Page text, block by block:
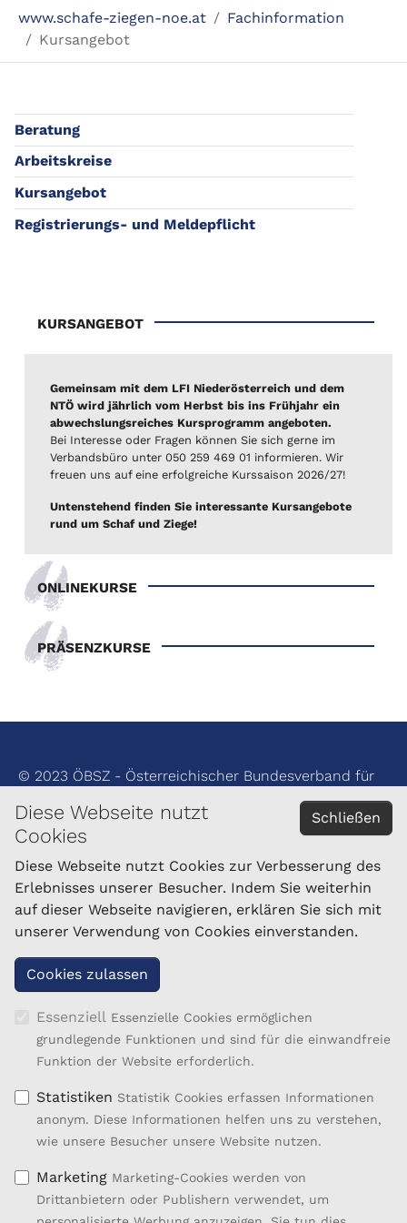
Schließen
Diese Webseite nutzt
Cookies
Diese Webseite nutzt Cookies zur Verbesserung des
Erlebnisses unserer Besucher. Indem Sie weiterhin
auf dieser Webseite navigieren, erklären Sie sich mit
unserer Verwendung von Cookies einverstanden.
Essenziell Essenzielle Cookies ermöglichen
grundlegende Funktionen und sind für die einwandfreie
Funktion der Website erforderlich.
Statistiken Statistik Cookies erfassen Informationen
anonym. Diese Informationen helfen uns zu verstehen,
wie unsere Besucher unsere Website nutzen.
Marketing Marketing-Cookies werden von
Drittanbietern oder Publishern verwendet, um
www.schafe-ziegen-noe.at
Fachinformation
Kursangebot
Beratung
Arbeitskreise
Kursangebot
Registrierungs- und Meldepflicht
KURSANGEBOT
Gemeinsam mit dem LFI Niederösterreich und dem
NTÖ wird jährlich vom Herbst bis ins Frühjahr ein
abwechslungsreiches Kursprogramm angeboten.
Bei Interesse oder Fragen können Sie sich gerne im
Verbandsbüro unter 050 259 469 01 informieren. Wir
freuen uns auf eine erfolgreiche Kurssaison 2026/27!
Untenstehend finden Sie interessante Kursangebote
rund um Schaf und Ziege!
ONLINEKURSE
PRÄSENZKURSE
© 2023 ÖBSZ - Österreichischer Bundesverband für
Impressum
Datenschutzerklärung
KONTAKT
Linzerstraße 76
3100 St. Pölten
Tel.: 050/259-46900 - 46903
Fax: 050/259-46999
schafzucht@lk-noe.at